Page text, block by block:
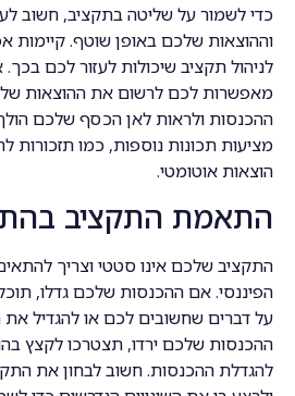
כדי לשמור על שליטה בתקציב, חשוב
וההוצאות שלכם באופן שוטף. קיימות
לניהול תקציב שיכולות לעזור לכם בכך.
מאפשרות לכם לרשום את ההוצאות
ההכנסות ולראות לאן הכסף שלכם
מציעות תכונות נוספות, כמו תזכורות
הוצאות אוטומטי.
התאמת התקציב
התקציב שלכם אינו סטטי וצריך
הפיננסי. אם ההכנסות שלכם גדלו,
על דברים שחשובים לכם או להגדיל
ההכנסות שלכם ירדו, תצטרכו לקצץ
להגדלת ההכנסות. חשוב לבחון את